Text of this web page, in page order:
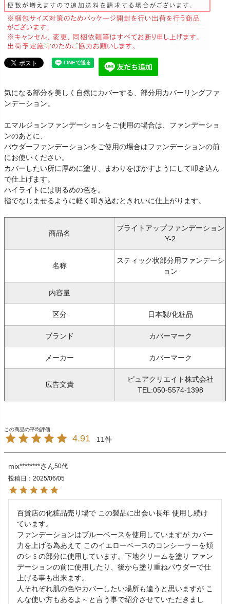
気になる部分を美しく自然にカバーする、部分用カバーリングファ
ンデーション。
エマルジョンファンデーションをご使用の場合は、ファンデーショ
ンのあとに、
パウダーファンデーションをご使用の場合はファンデーションの前
にお使いください。
カバーしたい所に厚めに塗り、まわりをぼかすようにして叩き込ん
で仕上げます。
ハイライトには明るめの色を。
指でなじませるように軽く叩き込むときれいに仕上がります。
商品名
ブライトアップファンデーション
Y-2
名称
スティック状部分用ファンデーシ
ョン
内容量
区分 日本製/化粧品
ブランド カバーマーク
メーカー カバーマーク
広告文責
ピュアクリエイト株式会社
TEL:050-5574-1398
4.91 11
mix********
50代
投稿日
2025/06/05
百貨店の化粧品売り場で この製品に出会い長年 使用し続け
ています。
ファンデーションはブルーベースを使用していますが カバー
力を上げる為あえて このイエローベースのコンシーラーを頬
のシミの部分に使用しています。下地クリームを塗り ファン
デーションの前に使用したり、後から塗り重ねパウダーで仕
上げる事も出来ます。
人それぞれ肌の色やカバーしたい場所も違うと思いますが こ
んな使い方もあるよ～と言う事で紹介させていただきまし